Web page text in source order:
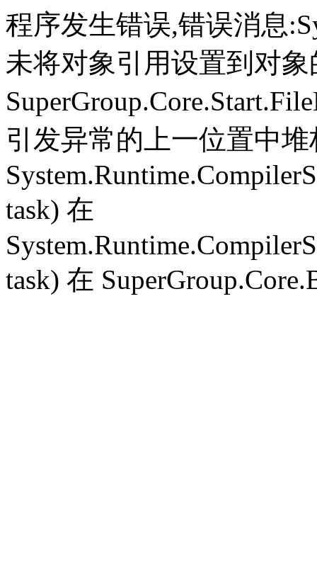
程序发生错误,错误消息
未将对象引用设置到对
引发异常的上一位置中
task) 在
task) 在